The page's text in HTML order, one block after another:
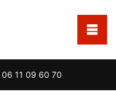
06 11 09 60 70